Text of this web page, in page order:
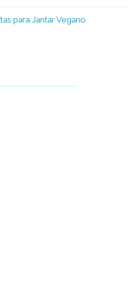
para Jantar Vegano